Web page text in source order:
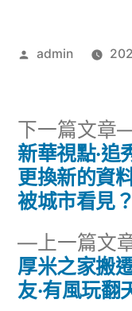
作
admin
文
章
導
覽
上一篇文
厚米之家搬
友·有風玩翻
下一篇文章
新華視點·追
更換新的資
被城市看見？